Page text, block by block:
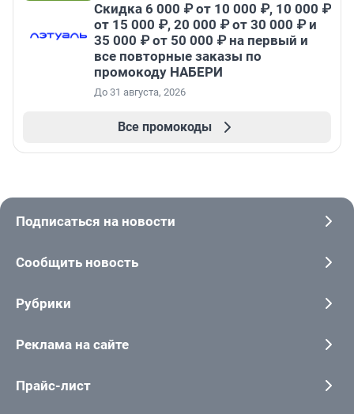
Скидка 6 000 ₽ от 10 000 ₽, 10 000 ₽
от 15 000 ₽, 20 000 ₽ от 30 000 ₽ и
35 000 ₽ от 50 000 ₽ на первый и
все повторные заказы по
промокоду НАБЕРИ
До 31 августа, 2026
Все промокоды
Подписаться на новости
Сообщить новость
Рубрики
Реклама на сайте
Прайс-лист